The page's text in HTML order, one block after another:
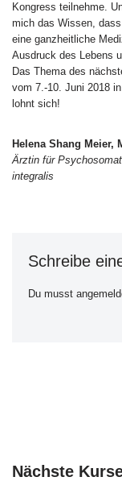
Kongress teilnehme.
mich das Wissen,
eine ganzheitliche
Ausdruck des Lebens
Das Thema des
vom 7.-10. Juni 2018
lohnt sich!
Helena Shang Meier,
Ärztin für
integralis
Schreibe
Du musst
Nächste